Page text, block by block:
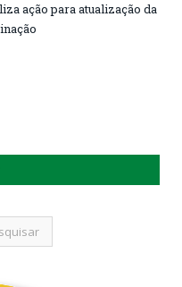
ação para atualização da